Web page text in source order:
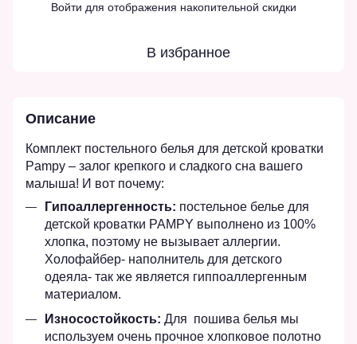
Войти для отображения накопительной скидки
В избранное
Описание
Комплект постельного белья для детской кроватки
Pampy – залог крепкого и сладкого сна вашего
малыша! И вот почему:
Гипоаллергенность: постельное белье для
детской кроватки PAMPY выполнено из 100%
хлопка, поэтому не вызывает аллергии.
Холофайбер- наполнитель для детского
одеяла- так же является гиппоаллергенным
материалом.
Износостойкость: Для пошива белья мы
используем очень прочное хлопковое полотно